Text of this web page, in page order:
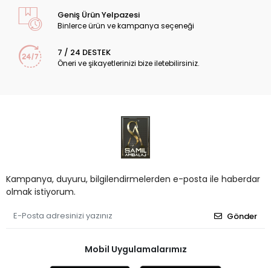
Geniş Ürün Yelpazesi
Binlerce ürün ve kampanya seçeneği
7 / 24 DESTEK
Öneri ve şikayetlerinizi bize iletebilirsiniz.
Kampanya, duyuru, bilgilendirmelerden e-posta ile haberdar
olmak istiyorum.
Gönder
Mobil Uygulamalarımız